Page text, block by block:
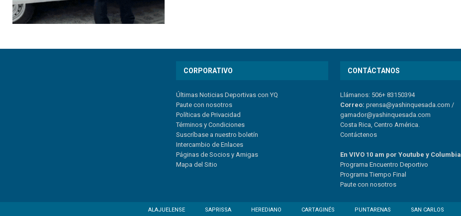
CORPORATIVO
Últimas Noticias Deportivas con YQ
Paute con nosotros
Políticas de Privacidad
Términos y Condiciones
Suscríbase a nuestro boletín
Intercambio de Enlaces
Páginas de Socios y Amigas
Mapa del Sitio
CONTÁCTANOS
Llámanos: 506+ 83150394
Correo: prensa@yashinquesada.com /
gamador@yashinquesada.com
Costa Rica, Centro América.
Contáctenos
En VIVO 10 am por Youtube y Columbia
Programa Encuentro Deportivo
Programa Tiempo Final
Pautecon nosotros
ALAJUELENSE SAPRISSA HEREDIANO CARTAGINÉS PUNTARENAS SAN CARLOS